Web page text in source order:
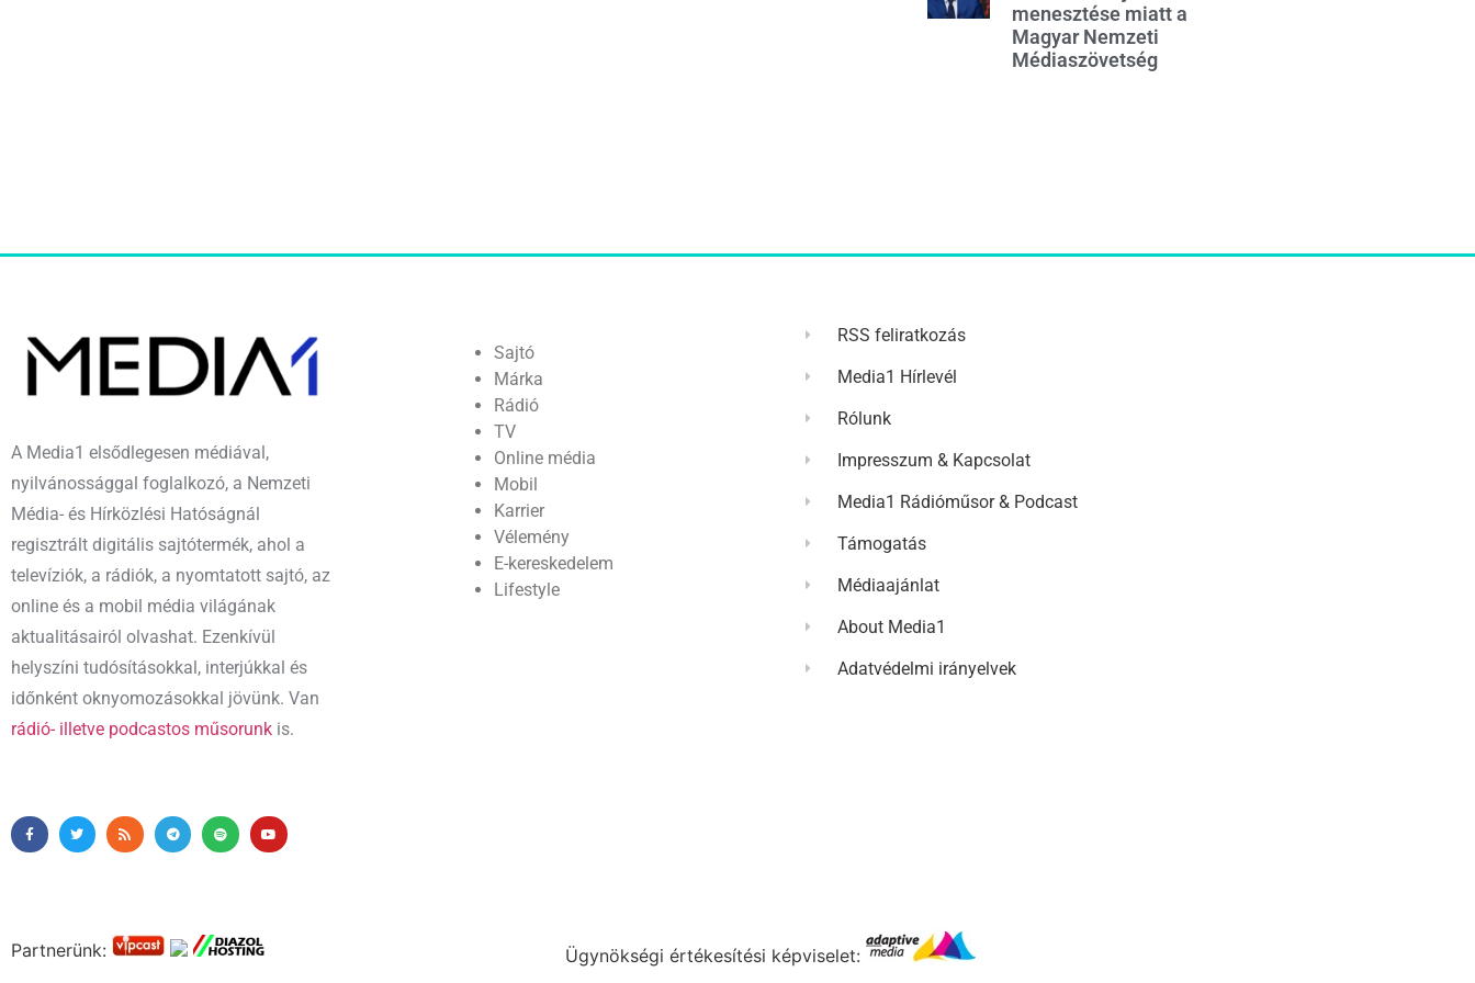
menesztése miatt a
Magyar Nemzeti
Médiaszövetség
A Media1 elsődlegesen médiával,
nyilvánossággal foglalkozó, a Nemzeti
Média- és Hírközlési Hatóságnál
regisztrált digitális sajtótermék, ahol a
televíziók, a rádiók, a nyomtatott sajtó, az
online és a mobil média világának
aktualitásairól olvashat. Ezenkívül
helyszíni tudósításokkal, interjúkkal és
időnként oknyomozásokkal jövünk. Van
rádió- illetve podcastos műsorunk is.
Sajtó
Márka
Rádió
TV
Online média
Mobil
Karrier
Vélemény
E-kereskedelem
Lifestyle
RSS feliratkozás
Media1 Hírlevél
Rólunk
Impresszum & Kapcsolat
Media1 Rádióműsor & Podcast
Támogatás
Médiaajánlat
About Media1
Adatvédelmi irányelvek
Partnerünk: Ügynökségi értékesítési képviselet: